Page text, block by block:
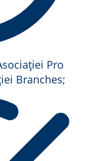
Pro
Branches;